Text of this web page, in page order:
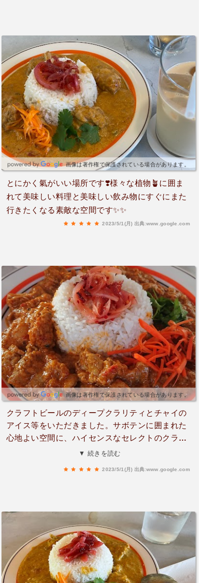
私のお気に入りはチャイアイス。ぜひ食べてみて
ほしい。(※入るには、１F玄関のインターホンで3
01号室を押してオートロックを開けてもらう)
画像は著作権で保護されている場合があります。
とにかく氣がいい場所です❣️様々な植物🪴に囲ま
れて美味しい料理と美味しい飲み物にすぐにまた
行きたくなる素敵な空間です✨✨
2023/5/1(月) 出典:www.google.com
画像は著作権で保護されている場合があります。
クラフトビールのディープクラリティとチャイの
アイス等をいただきました。サボテンに囲まれた
心地よい空間に、ハイセンスなセレクトのクラフ
トビールに圧巻！アイスもとても美味しく、感度
▼ 続きを読む
2023/5/1(月) 出典:www.google.com